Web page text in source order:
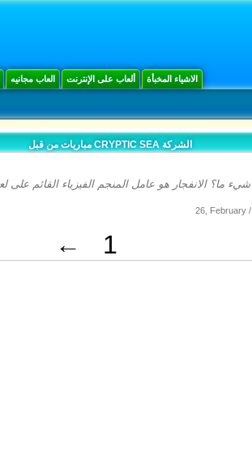
العاب مجانيه ألعاب على الإنترنت الاشياء المخبأة
مباريات من قبل CRYPTIC SEA الشركة
26, February /
← 1